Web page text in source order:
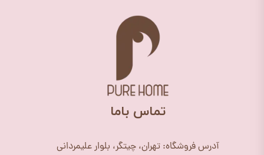
​تماس باما
آدرس فروشگاه: تهران، چیتگر، بلوار علیمردانی